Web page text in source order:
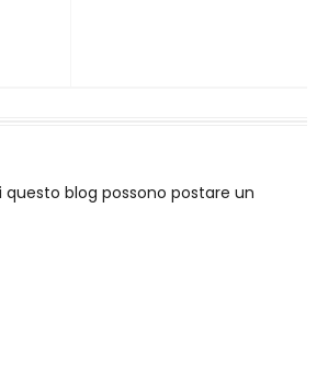
questo blog possono postare un